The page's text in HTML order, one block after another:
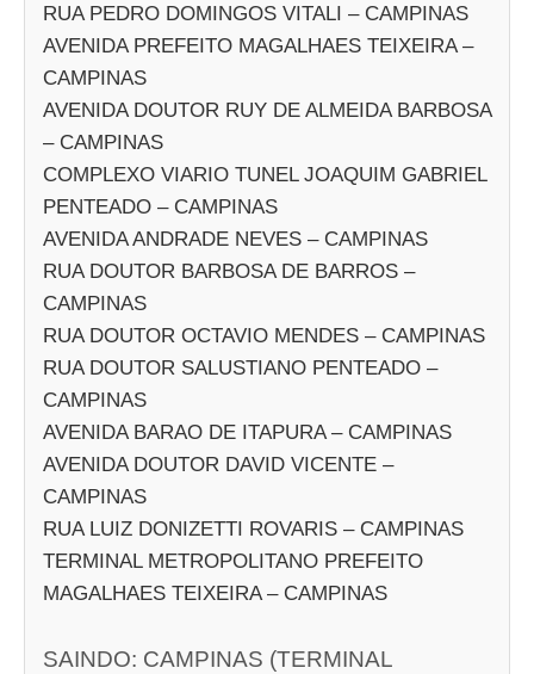
RUA PEDRO DOMINGOS VITALI – CAMPINAS
AVENIDA PREFEITO MAGALHAES TEIXEIRA –
CAMPINAS
AVENIDA DOUTOR RUY DE ALMEIDA BARBOSA
– CAMPINAS
COMPLEXO VIARIO TUNEL JOAQUIM GABRIEL
PENTEADO – CAMPINAS
AVENIDA ANDRADE NEVES – CAMPINAS
RUA DOUTOR BARBOSA DE BARROS –
CAMPINAS
RUA DOUTOR OCTAVIO MENDES – CAMPINAS
RUA DOUTOR SALUSTIANO PENTEADO –
CAMPINAS
AVENIDA BARAO DE ITAPURA – CAMPINAS
AVENIDA DOUTOR DAVID VICENTE –
CAMPINAS
RUA LUIZ DONIZETTI ROVARIS – CAMPINAS
TERMINAL METROPOLITANO PREFEITO
MAGALHAES TEIXEIRA – CAMPINAS
SAINDO: CAMPINAS (TERMINAL